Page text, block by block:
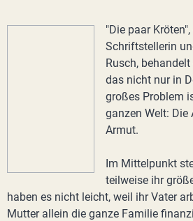
"Die paar
Schriftstellerin
Rusch,
das nicht nur in
großes Problem
ganzen Welt:
Armut.
Im Mittelpunkt
teilweise ihr
haben es nicht leicht, weil ihr Vater
Mutter allein die ganze Familie